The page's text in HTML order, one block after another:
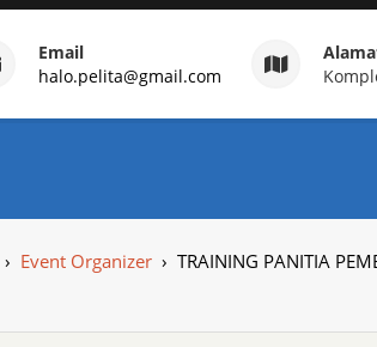
Indonesia
Email
halo.pelita@gmail.com
› Event Organizer › TRAINING PANITIA